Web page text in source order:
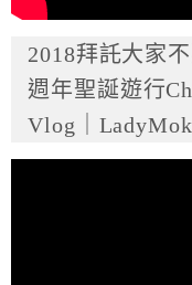
2018拜託大家
週年聖誕遊行
Vlog｜